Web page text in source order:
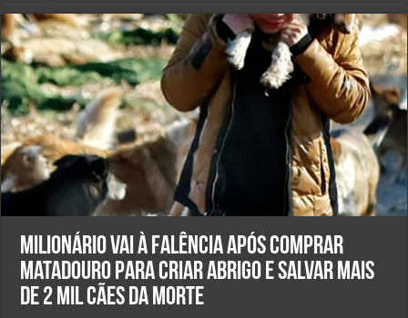
Milionário vai à falência após comprar
matadouro para criar abrigo e salvar mais
de 2 mil cães da morte